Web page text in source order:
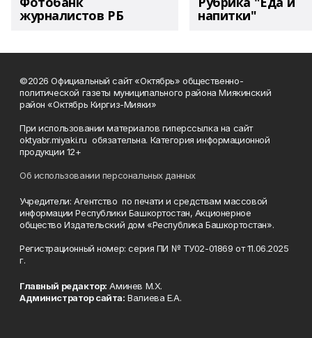
журналистов РБ напитки"
©2026 Официальный сайт «Октябрь» общественно-
политической газеты муниципального района Миякинский
район «Октябрь Киргиз-Мияки»
При использовании материалов гиперссылка на сайт
oktyabr.miyaki.ru обязательна. Категория информационной
продукции 12+
Об использовании персональных данных
Учредители: Агентство по печати и средствам массовой
информации Республики Башкортостан, Акционерное
общество Издательский дом «Республика Башкортостан».
Регистрационный номер: серия ПИ № ТУ02-01869 от 11.06.2025
г.
Главный редактор: Аминев М.Х.
Администратор сайта: Валиева Е.А.